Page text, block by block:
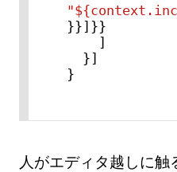
}}] }}
]
}]
}
人がエディタ越しに触